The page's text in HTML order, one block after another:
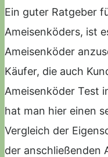
Ein guter Ratgeber
Ameisenköders, ist
Ameisenköder
Käufer, die auch
Ameisenköder Test
hat man hier einen
Vergleich der
der anschließenden